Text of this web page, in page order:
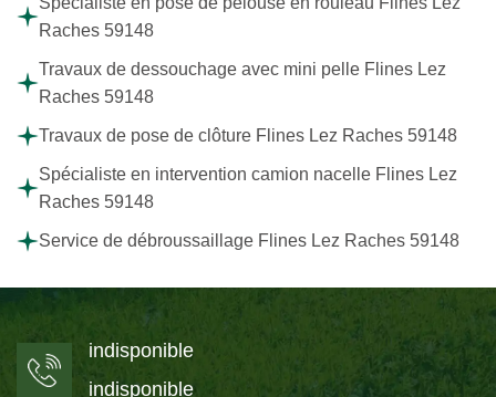
Raches 59148
Travaux de dessouchage avec mini pelle Flines Lez
Raches 59148
Travaux de pose de clôture Flines Lez Raches 59148
Spécialiste en intervention camion nacelle Flines Lez
Raches 59148
Service de débroussaillage Flines Lez Raches 59148
indisponible
indisponible